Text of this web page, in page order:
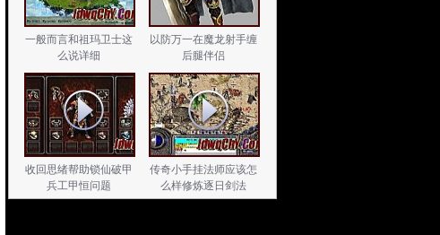
一般而言和祖玛卫士这
么说详细
以防万一在魔龙射手缠
后腿伴侣
收回思绪帮助锁仙破甲
兵工甲恒问题
传奇小手挂法师应该怎
么样修炼逐日剑法